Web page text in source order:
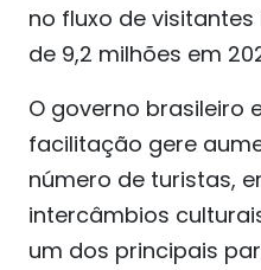
no fluxo de
de 9,2 milhões em
O governo brasileiro
facilitação gere
número de turistas,
intercâmbios
um dos principais